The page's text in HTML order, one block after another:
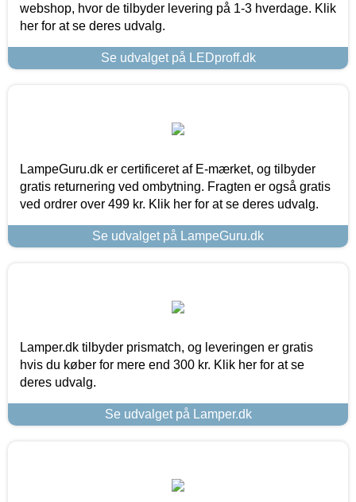
webshop, hvor de tilbyder levering på 1-3 hverdage. Klik
her for at se deres udvalg.
Se udvalget på LEDproff.dk
LampeGuru.dk er certificeret af E-mærket, og tilbyder
gratis returnering ved ombytning. Fragten er også gratis
ved ordrer over 499 kr. Klik her for at se deres udvalg.
Se udvalget på LampeGuru.dk
Lamper.dk tilbyder prismatch, og leveringen er gratis
hvis du køber for mere end 300 kr. Klik her for at se
deres udvalg.
Se udvalget på Lamper.dk